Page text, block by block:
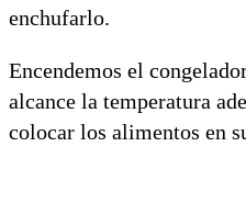
enchufarlo.
Encendemos el
alcance la temperatura
colocar los alimentos en